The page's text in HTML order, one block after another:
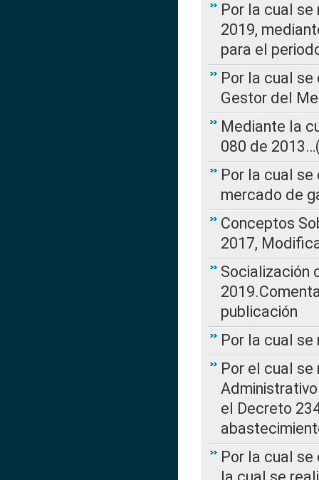
Por la cual se
2019,
para el
Por la cual
Gestor del
Mediante la
080 de
Por la cual
mercado de
Conceptos
2017,
Socialización
publicación
Por la cual se
Por el cual
el Decreto
Por la cual se